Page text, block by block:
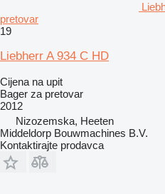
pretovar
19
Liebherr A 934 C HD
Cijena na upit
Bager za pretovar
2012
Nizozemska, Heeten
Middeldorp Bouwmachines B.V.
Kontaktirajte prodavca